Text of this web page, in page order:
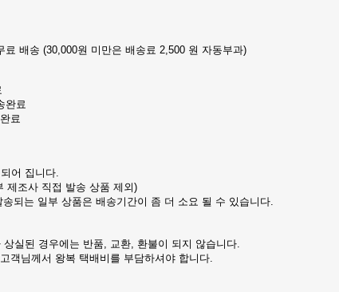
배송 (30,000원 미만은 배송료 2,500 원 자동부과)
완료
료
어 집니다.
제조사 직접 발송 상품 제외)
되는 일부 상품은 배송기간이 좀 더 소요 될 수 있습니다.
실된 경우에는 반품, 교환, 환불이 되지 않습니다.
객님께서 왕복 택배비를 부담하셔야 합니다.